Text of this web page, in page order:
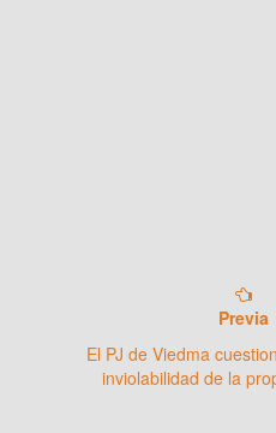
Previa
El PJ de Viedma
inviolabilidad de la